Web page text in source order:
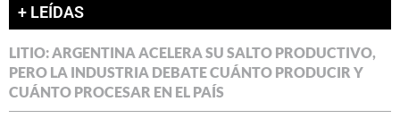
+ LEÍDAS
LITIO: ARGENTINA ACELERA SU SALTO PRODUCTIVO,
PERO LA INDUSTRIA DEBATE CUÁNTO PRODUCIR Y
CUÁNTO PROCESAR EN EL PAÍS